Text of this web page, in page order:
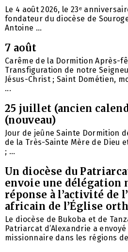
Le 4 août 2026, le 23ᵉ
fondateur du diocèse de
Antoine ...
7 août
Carême de la Dormition Après-
Transfiguration de notre
Jésus-Christ ; Saint Dométien,
...
25 juillet (ancien
(nouveau)
Jour de jeûne Sainte Dormition
de la Très-Sainte Mère de Dieu
; ...
Un diocèse du
envoie une délégation
réponse à l’activité de
africain de l’Église
Le diocèse de Bukoba et de
Patriarcat d’Alexandrie a
missionnaire dans les régions